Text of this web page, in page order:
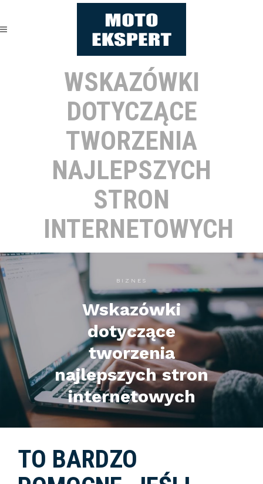
WSKAZÓWKI
DOTYCZĄCE
TWORZENIA
NAJLEPSZYCH
STRON
INTERNETOWYCH
BIZNES
Wskazówki
dotyczące
tworzenia
najlepszych stron
internetowych
TO BARDZO